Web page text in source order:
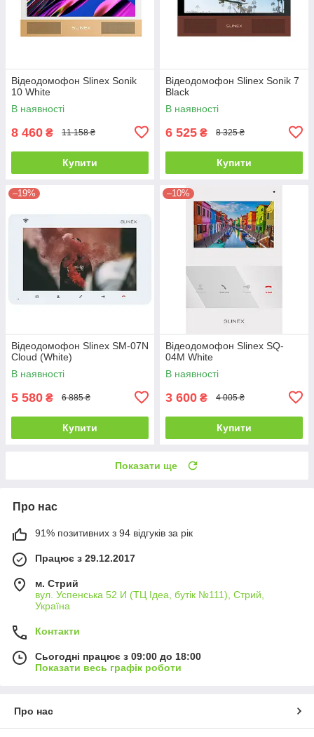
Відеодомофон Slinex Sonik
10 White
В наявності
8 460 ₴ 11 158 ₴
Купити
Відеодомофон Slinex Sonik 7
Black
В наявності
6 525 ₴ 8 325 ₴
Купити
–19%
Відеодомофон Slinex SM-07N
Cloud (White)
В наявності
5 580 ₴ 6 885 ₴
Купити
–10%
Відеодомофон Slinex SQ-
04M White
В наявності
3 600 ₴ 4 005 ₴
Купити
Показати ще
Про нас
91% позитивних з 94 відгуків за рік
Працює з 29.12.2017
м. Стрий
вул. Успенська 52 И (ТЦ Ідеа, бутік №111), Стрий,
Україна
Контакти
Сьогодні працює з 09:00 до 18:00
Показати весь графік роботи
Про нас